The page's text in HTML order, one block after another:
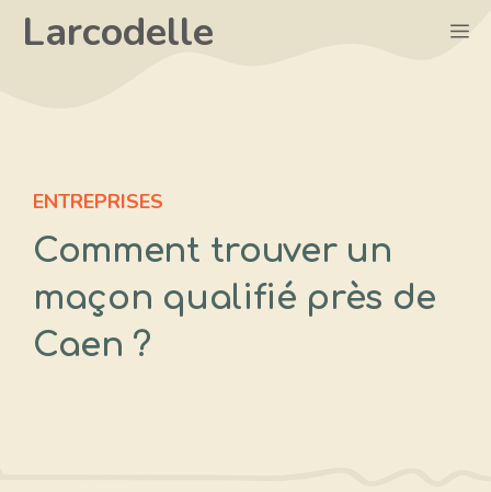
AllerLarcodelle
ENTREPRISES
Comment trouver un
maçon qualifié près de
Caen ?